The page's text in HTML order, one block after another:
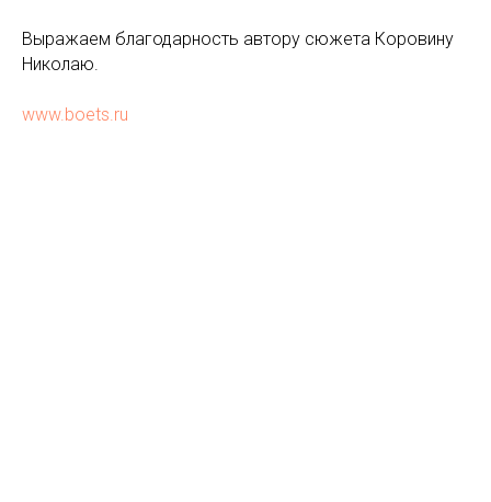
Выражаем благодарность автору сюжета Коровину
Николаю.
www.boets.ru